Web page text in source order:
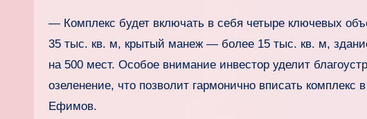
— Комплекс будет включать в себя четыре ключевых
35 тыс. кв. м, крытый манеж — более 15 тыс. кв. м,
на 500 мест. Особое внимание инвестор уделит
озеленение, что позволит гармонично вписать
Ефимов.